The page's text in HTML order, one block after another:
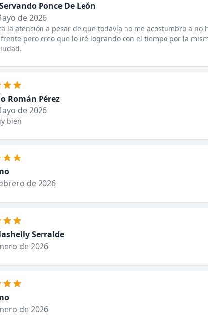
Ponce De León
de 2026
la atención a pesar de que todavía no me acostumbro a no
pero creo que lo iré logrando con el tiempo por la
Román Pérez
de 2026
bien
de 2026
Serralde
de 2026
de 2026